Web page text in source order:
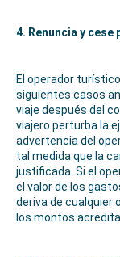
4. Renuncia y
El operador
siguientes casos
viaje después del
viajero perturba la
advertencia del
tal medida que la
justificada. Si el
el valor de los
deriva de cualquier
los montos